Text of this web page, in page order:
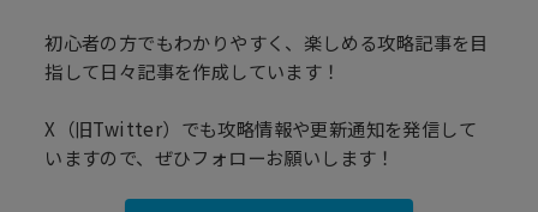
初心者の方でもわかりやすく、楽しめる攻略記事を目
指して日々記事を作成しています！
X（旧Twitter）でも攻略情報や更新通知を発信して
いますので、ぜひフォローお願いします！